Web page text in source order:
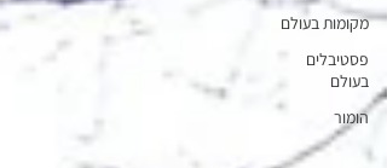
מקומות בעולם
פסטיבלים
בעולם
הומור